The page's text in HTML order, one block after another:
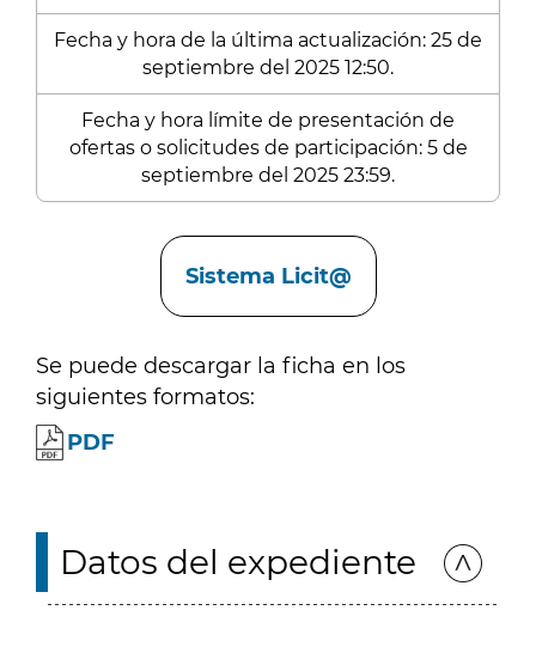
Fecha y hora de la última actualización: 25 de
septiembre del 2025 12:50.
Fecha y hora límite de presentación de
ofertas o solicitudes de participación: 5 de
septiembre del 2025 23:59.
Sistema Licit@
Se puede descargar la ficha en los
siguientes formatos:
PDF
Datos del expediente